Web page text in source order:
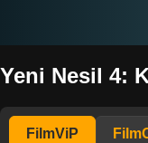
Yeni Nesil 4:
FilmViP